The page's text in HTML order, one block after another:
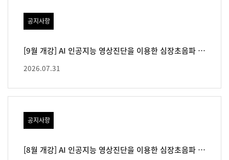
공지사항
[9월 개강] AI 인공지능 영상진단을 이용한 심장초음파 과정(심화)
2026.07.31
공지사항
[8월 개강] AI 인공지능 영상진단을 이용한 심장초음파 과정(전문)